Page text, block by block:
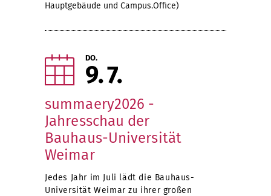
Hauptgebäude und Campus.Office)
DO.
9 7
summaery2026 -
Jahresschau der
Bauhaus-Universität
Weimar
Jedes Jahr im Juli lädt die Bauhaus-
Universität Weimar zu ihrer großen